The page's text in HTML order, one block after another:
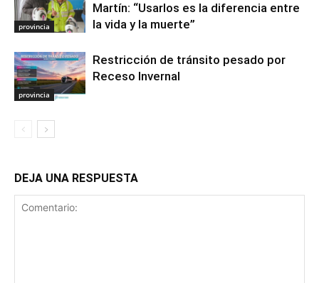
provincia
Martín: “Usarlos es la diferencia entre
la vida y la muerte”
provincia
Restricción de tránsito pesado por
Receso Invernal
DEJA UNA RESPUESTA